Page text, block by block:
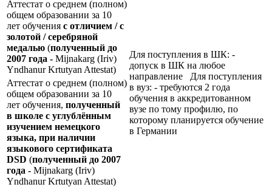
Аттестат о среднем (полном)
общем образовании за 10
лет обучения с отличием / с
золотой / серебряной
медалью (полученный до
2007 года - Mijnakarg (Iriv)
Yndhanur Krtutyan Attestat)
Для поступления в ШК: -
допуск в ШК на любое
направление Для поступления
в вуз: - требуются 2 года
обучения в аккредитованном
вузе по тому профилю, по
которому планируется обучение
в Германии
Аттестат о среднем (полном)
общем образовании за 10
лет обучения, полученный
в школе с углублённым
изучением немецкого
языка, при наличии
языкового сертификата
DSD (полученный до 2007
года - Mijnakarg (Iriv)
Yndhanur Krtutyan Attestat)